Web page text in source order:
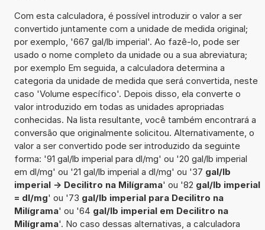
Com esta calculadora, é possível introduzir o valor a ser
convertido juntamente com a unidade de medida original;
por exemplo, '667 gal/lb imperial'. Ao fazê-lo, pode ser
usado o nome completo da unidade ou a sua abreviatura;
por exemplo Em seguida, a calculadora determina a
categoria da unidade de medida que será convertida, neste
caso 'Volume específico'. Depois disso, ela converte o
valor introduzido em todas as unidades apropriadas
conhecidas. Na lista resultante, você também encontrará a
conversão que originalmente solicitou. Alternativamente, o
valor a ser convertido pode ser introduzido da seguinte
forma: '91 gal/lb imperial para dl/mg' ou '20 gal/lb imperial
em dl/mg' ou '21 gal/lb imperial a dl/mg' ou '37 gal/lb
imperial -> Decilitro na Milígrama' ou '82 gal/lb imperial
= dl/mg' ou '73 gal/lb imperial para Decilitro na
Milígrama' ou '64 gal/lb imperial em Decilitro na
Milígrama'. No caso dessas alternativas, a calculadora